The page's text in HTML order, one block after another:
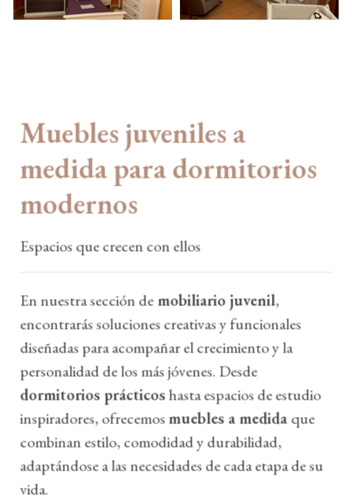
Muebles juveniles a
medida para dormitorios
modernos
Espacios que crecen con ellos
En nuestra sección demobiliario juvenil,
encontrarás soluciones creativas y funcionales
diseñadas para acompañar el crecimiento y la
personalidad de los más jóvenes. Desde
dormitorios prácticoshasta espacios de estudio
inspiradores, ofrecemosmuebles a medidaque
combinan estilo, comodidad y durabilidad,
adaptándose a las necesidades de cada etapa de su
vida.